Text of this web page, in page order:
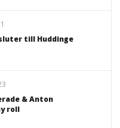
till Huddinge
& Anton
roll